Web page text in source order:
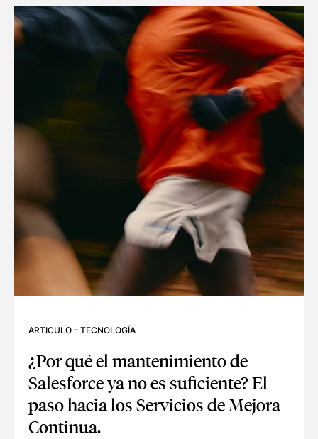
ARTICULO – TECNOLOGÍA
¿Por qué el mantenimiento de
Salesforce ya no es suficiente? El
paso hacia los Servicios de Mejora
Continua.